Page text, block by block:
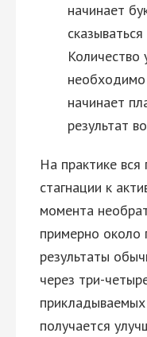
начинает
Количество
необходимо
начинает
результат
На практике
стагнации к
момента
примерно около
результаты
через три-
получается